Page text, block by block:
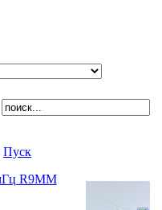
Пуск